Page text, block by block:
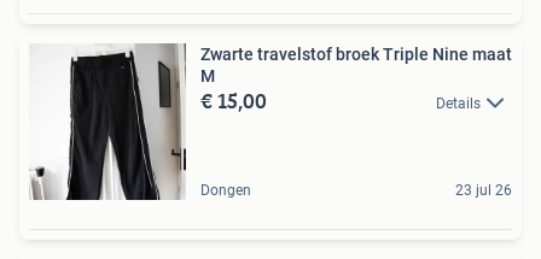
Zwarte travelstof broek Triple Nine maat
M
€ 15,00 Details
Dongen 23 jul 26